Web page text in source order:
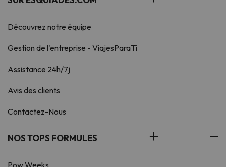
Découvrez notre équipe
Gestion de l'entreprise - ViajesParaTi
Assistance 24h/7j
Avis des clients
Contactez-Nous
NOS TOPS FORMULES